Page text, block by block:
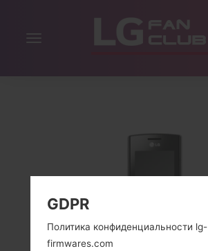
Включить
GDPR
Политика конфиденциальности lg-
firmwares.com